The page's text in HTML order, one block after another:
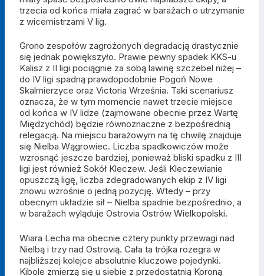
trzecia od końca miała zagrać w barażach o utrzymanie
z wicemistrzami V lig.
Grono zespołów zagrożonych degradacją drastycznie
się jednak powiększyło. Prawie pewny spadek KKS-u
Kalisz z II ligi pociągnie za sobą lawinę szczebel niżej –
do IV ligi spadną prawdopodobnie Pogoń Nowe
Skalmierzyce oraz Victoria Września. Taki scenariusz
oznacza, że w tym momencie nawet trzecie miejsce
od końca w IV lidze (zajmowane obecnie przez Wartę
Międzychód) będzie równoznaczne z bezpośrednią
relegacją. Na miejscu barażowym na tę chwilę znajduje
się Nielba Wągrowiec. Liczba spadkowiczów może
wzrosnąć jeszcze bardziej, ponieważ bliski spadku z III
ligi jest również Sokół Kleczew. Jeśli Kleczewianie
opuszczą ligę, liczba zdegradowanych ekip z IV ligi
znowu wzrośnie o jedną pozycję. Wtedy – przy
obecnym układzie sił – Nielba spadnie bezpośrednio, a
w barażach wyląduje Ostrovia Ostrów Wielkopolski.
Wiara Lecha ma obecnie cztery punkty przewagi nad
Nielbą i trzy nad Ostrovią. Cała ta trójka rozegra w
najbliższej kolejce absolutnie kluczowe pojedynki.
Kibole zmierzą się u siebie z przedostatnią Koroną